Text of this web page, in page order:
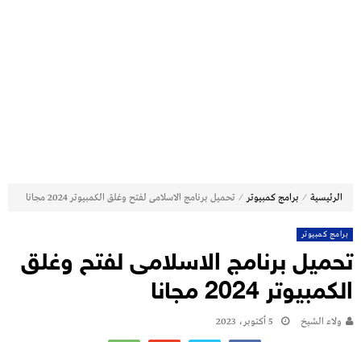
الرئيسية ⁄ برامج كمبيوتر ⁄ تحميل برنامج الاسلامى لفتح وغلق الكمبيوتر 2024 مجانا
برامج كمبيوتر
تحميل برنامج الاسلامى لفتح وغلق
الكمبيوتر 2024 مجانا
ولاء الشيخ 5 أكتوبر، 2023